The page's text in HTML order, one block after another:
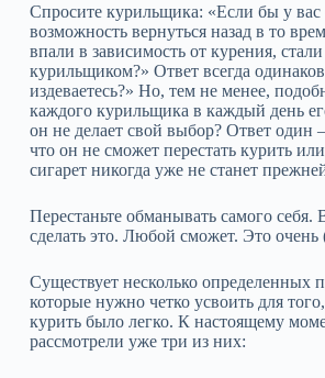
Спросите курильщика: «Если бы у вас
возможность вернуться назад в то
впали в зависимость от курения,
курильщиком?» Ответ всегда
издеваетесь?» Но, тем не менее,
каждого курильщика в каждый день
он не делает свой выбор? Ответ один
что он не сможет перестать курить
сигарет никогда уже не станет
Перестаньте обманывать самого
сделать это. Любой сможет. Это очень
Существует несколько определенных
которые нужно четко усвоить для
курить было легко. К настоящему
рассмотрели уже три из них: